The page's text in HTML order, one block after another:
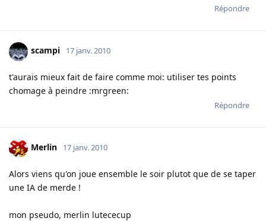
Répondre
scampi 17 janv. 2010
t'aurais mieux fait de faire comme moi: utiliser tes points
chomage à peindre :mrgreen:
Répondre
Merlin 17 janv. 2010
Alors viens qu'on joue ensemble le soir plutot que de se taper
une IA de merde !
mon pseudo, merlin lutececup